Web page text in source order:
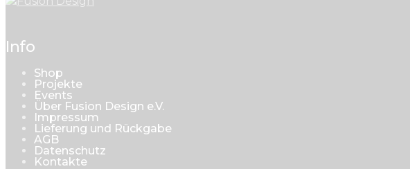
Info
Shop
Projekte
Events
Über Fusion Design e.V.
Impressum
Lieferung und Rückgabe
AGB
Datenschutz
Kontakte